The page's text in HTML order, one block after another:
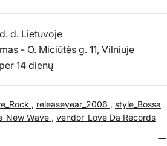
d. Lietuvoje
- O. Miciūtės g. 11, Vilniuje
14 dienų
, releaseyear_2006 , style_Bossa
Wave , vendor_Love Da Records